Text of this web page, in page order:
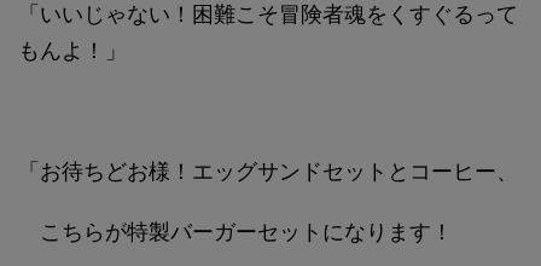
「いいじゃない！困難こそ冒険者魂をくすぐるって
もんよ！」
「お待ちどお様！エッグサンドセットとコーヒー、
こちらが特製バーガーセットになります！